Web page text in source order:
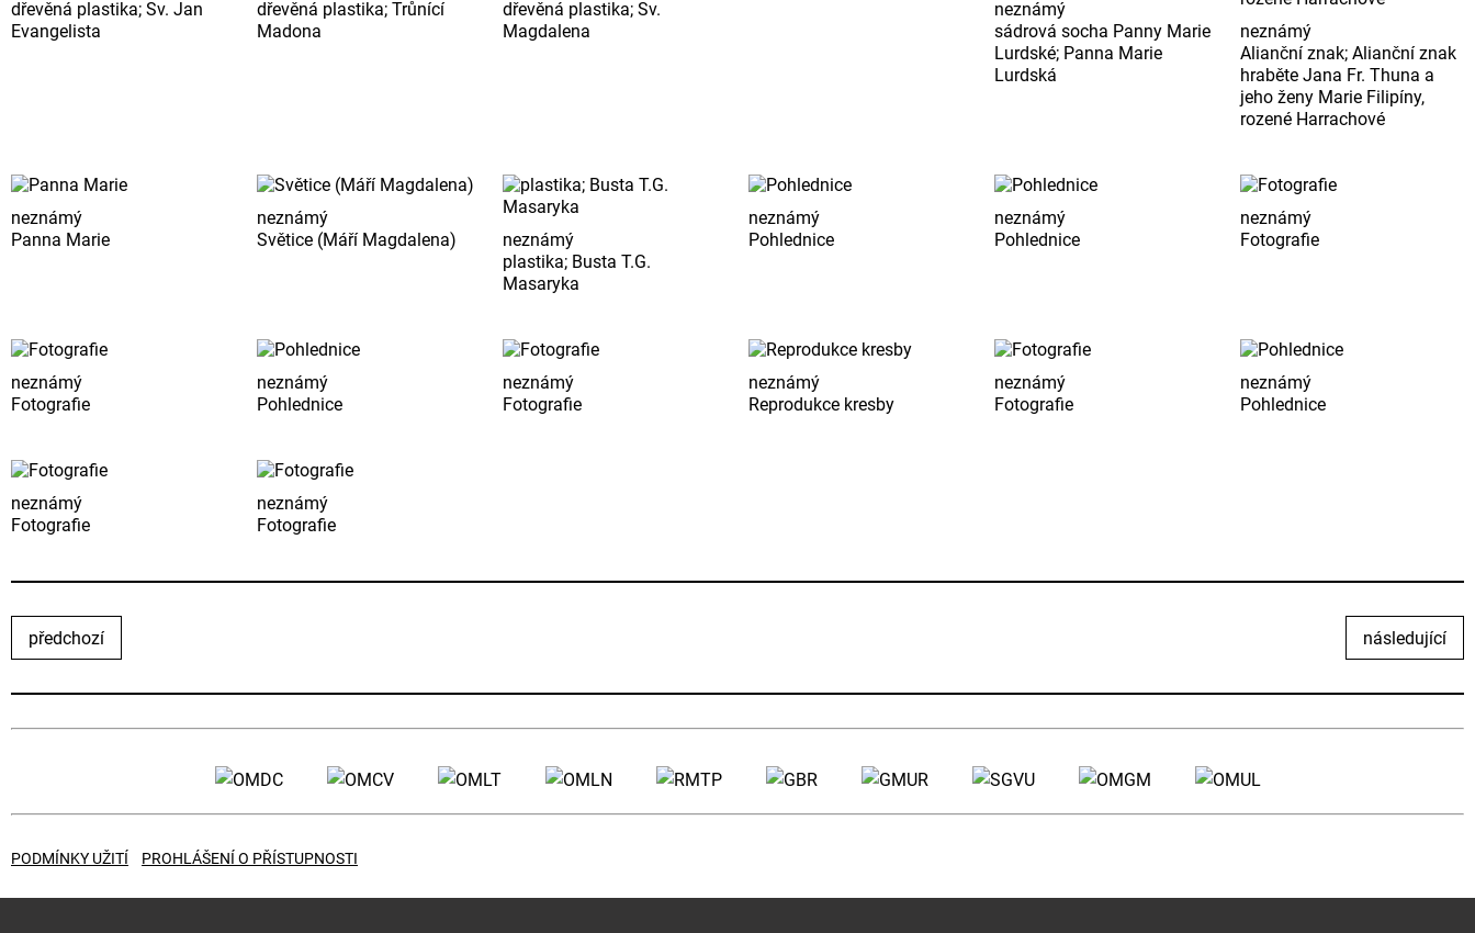
dřevěná plastika; Sv. Jan
Evangelista
dřevěná plastika; Trůnící
Madona
dřevěná plastika; Sv.
Magdalena
neznámý
sádrová socha Panny Marie
Lurdské; Panna Marie
Lurdská
neznámý
Alianční znak; Alianční znak
hraběte Jana Fr. Thuna a
jeho ženy Marie Filipíny,
rozené Harrachové
neznámý
Panna Marie
neznámý
Světice (Máří Magdalena)
neznámý
plastika; Busta T.G.
Masaryka
neznámý
Pohlednice
neznámý
Pohlednice
neznámý
Fotografie
neznámý
Fotografie
neznámý
Pohlednice
neznámý
Fotografie
neznámý
Reprodukce kresby
neznámý
Fotografie
neznámý
Pohlednice
neznámý
Fotografie
neznámý
Fotografie
předchozí následující
PODMÍNKY UŽITÍ PROHLÁŠENÍ O PŘÍSTUPNOSTI